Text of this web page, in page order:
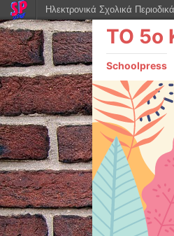
ΤΟ 5ο
Schoolpress
Ηλεκτρονικά Σχολικά